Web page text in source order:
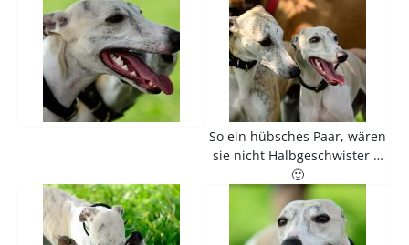
So ein hübsches Paar, wären
sie nicht Halbgeschwister …
🙂